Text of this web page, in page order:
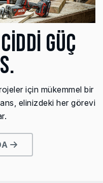
GÜÇ
için mükemmel bir
elinizdeki her görevi